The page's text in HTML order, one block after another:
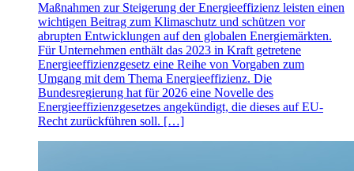
Maßnahmen zur Steigerung der Energieeffizienz leisten einen
wichtigen Beitrag zum Klimaschutz und schützen vor
abrupten Entwicklungen auf den globalen Energiemärkten.
Für Unternehmen enthält das 2023 in Kraft getretene
Energieeffizienzgesetz eine Reihe von Vorgaben zum
Umgang mit dem Thema Energieeffizienz. Die
Bundesregierung hat für 2026 eine Novelle des
Energieeffizienzgesetzes angekündigt, die dieses auf EU-
Recht zurückführen soll. […]